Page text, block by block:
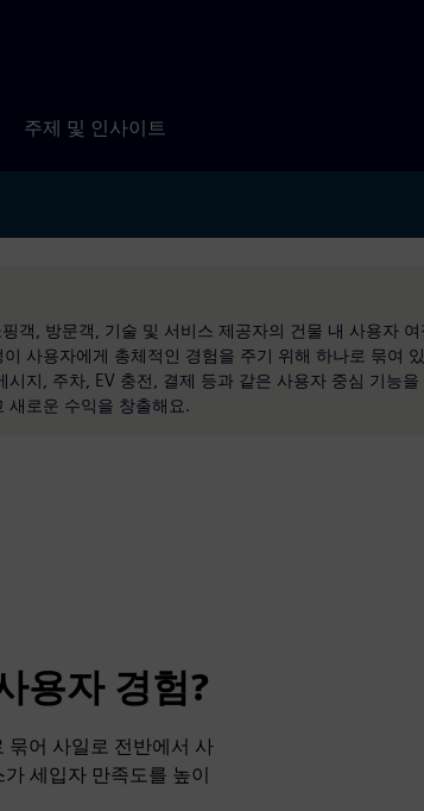
주제 및 인사이트
객, 방문객, 기술 및 서비스 제공자의 건물 내 사용자
사용자에게 총체적인 경험을 주기 위해 하나로 묶여
지, 주차, EV 충전, 결제 등과 같은 사용자 중심 기능
새로운 수익을 창출해요.
용자 경험?
묶어 사일로 전반에서 사
세입자 만족도를 높이